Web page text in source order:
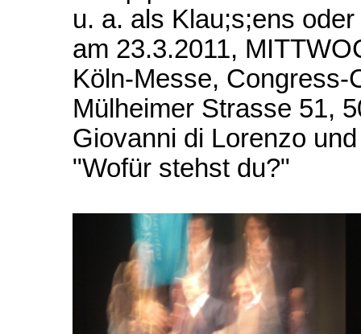
u. a. als Klau;s;ens
am 23.3.2011,
Köln-Messe, Congress-
Mülheimer Strasse 51,
Giovanni di Lorenzo
"Wofür stehst du?"